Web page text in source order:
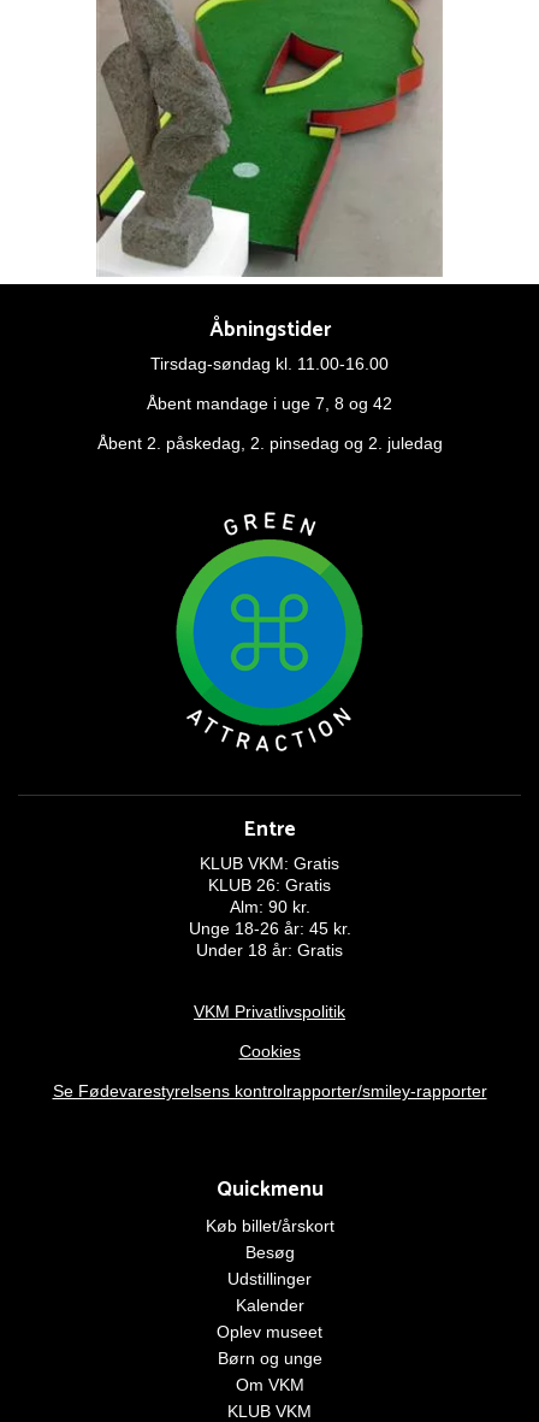
Åbningstider
Tirsdag-søndag kl. 11.00-16.00
Åbent mandage i uge 7, 8 og 42
Åbent 2. påskedag, 2. pinsedag og 2. juledag
Entre
KLUB VKM: Gratis
KLUB 26: Gratis
Alm: 90 kr.
Unge 18-26 år: 45 kr.
Under 18 år: Gratis
VKM Privatlivspolitik
Cookies
Se Fødevarestyrelsens kontrolrapporter/smiley-rapporter
Quickmenu
Køb billet/årskort
Besøg
Udstillinger
Kalender
Oplev museet
Børn og unge
Om VKM
KLUB VKM